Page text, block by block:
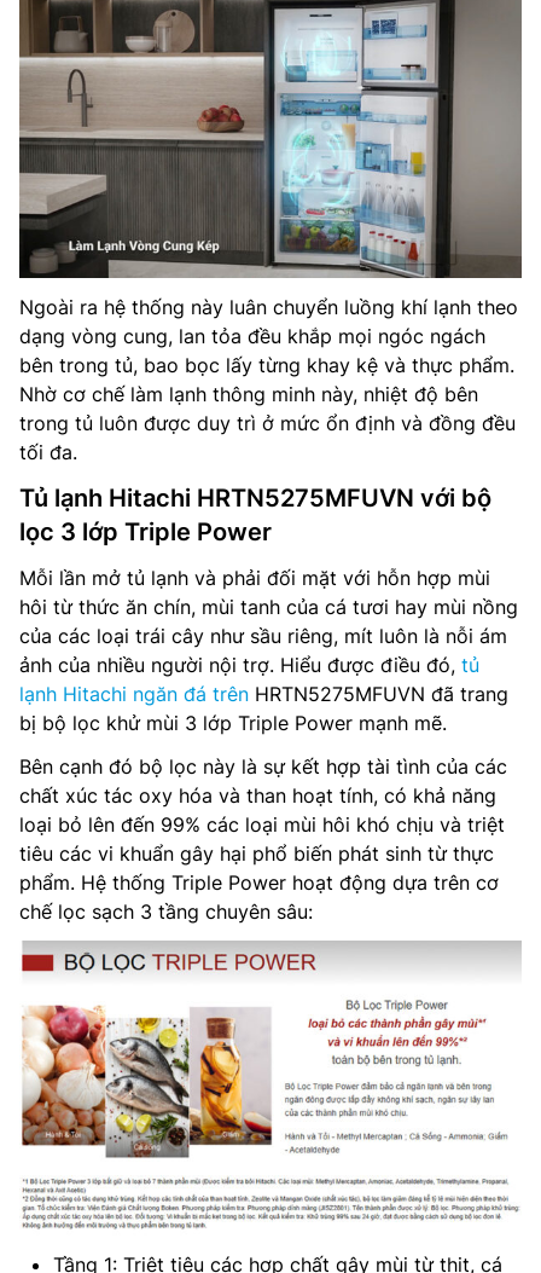
Ngoài ra hệ thống này luân chuyển luồng khí lạnh theo
dạng vòng cung, lan tỏa đều khắp mọi ngóc ngách
bên trong tủ, bao bọc lấy từng khay kệ và thực phẩm.
Nhờ cơ chế làm lạnh thông minh này, nhiệt độ bên
trong tủ luôn được duy trì ở mức ổn định và đồng đều
tối đa.
Tủ lạnh Hitachi HRTN5275MFUVN với bộ
lọc 3 lớp Triple Power
Mỗi lần mở tủ lạnh và phải đối mặt với hỗn hợp mùi
hôi từ thức ăn chín, mùi tanh của cá tươi hay mùi nồng
của các loại trái cây như sầu riêng, mít luôn là nỗi ám
ảnh của nhiều người nội trợ. Hiểu được điều đó, tủ
lạnh Hitachi ngăn đá trên HRTN5275MFUVN đã trang
bị bộ lọc khử mùi 3 lớp Triple Power mạnh mẽ.
Bên cạnh đó bộ lọc này là sự kết hợp tài tình của các
chất xúc tác oxy hóa và than hoạt tính, có khả năng
loại bỏ lên đến 99% các loại mùi hôi khó chịu và triệt
tiêu các vi khuẩn gây hại phổ biến phát sinh từ thực
phẩm. Hệ thống Triple Power hoạt động dựa trên cơ
chế lọc sạch 3 tầng chuyên sâu:
Tầng 1: Triệt tiêu các hợp chất gây mùi từ thịt, cá